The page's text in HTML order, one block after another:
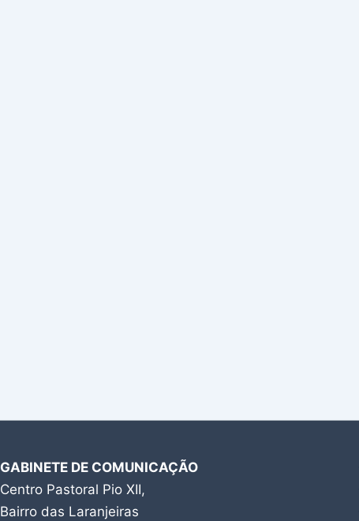
GABINETE DE COMUNICAÇÃO
Centro Pastoral Pio XII,
Bairro das Laranjeiras